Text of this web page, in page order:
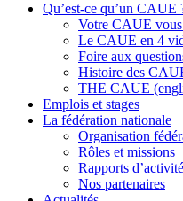
Qu’est-ce qu’un CAUE
Votre CAUE
Le CAUE en 4
Foire aux
Histoire des
THE CAUE
Emplois et stages
La fédération nationale
Organisation
Rôles et missions
Rapports d’activité
Nos partenaires